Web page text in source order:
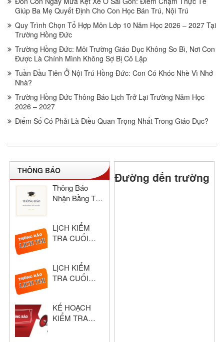
Giúp Ba Mẹ Quyết Định Cho Con Học Bán Trú, Nội Trú
Quy Trình Chọn Tổ Hợp Môn Lớp 10 Năm Học 2026 – 2027 Tại
Trường Hồng Đức
Trường Hồng Đức: Môi Trường Giáo Dục Không So Bì, Nơi Con
Được Là Chính Mình Không Sợ Bị Cô Lập
Tuần Đầu Tiên Ở Nội Trú Hồng Đức: Con Có Khóc Nhè Vì Nhớ
Nhà?
Trường Hồng Đức Thông Báo Lịch Trở Lại Trường Năm Học
2026 – 2027
Điểm Số Có Phải Là Điều Quan Trọng Nhất Trong Giáo Dục?
THÔNG BÁO
Thông Báo
Nhận Bằng Tốt
Đức Năm Học
2024–2025
LỊCH KIỂM
TRA CUỐI
NĂM HỌC:
2025 – 2026
LỊCH KIỂM
TRA CUỐI
NĂM HỌC:
2025 – 2026
KẾ HOẠCH
KIỂM TRA
Đường đến trường